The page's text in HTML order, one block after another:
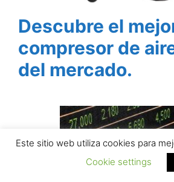
Descubre el
compresor de
del mercado.
Este sitio web utiliza cookies para
Cookie settings